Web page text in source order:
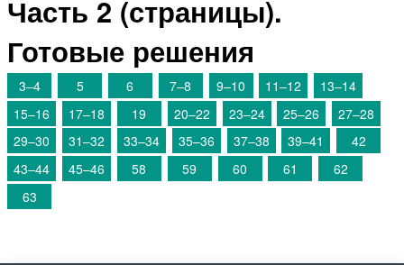
Часть 2 (страницы).
Готовые решения
3–4 5 6 7–8 9–10 11–12
13–14
15–16
17–18 19 20–22 23–24 25–26
27–28
29–30
31–32 33–34 35–36 37–38 39–41
42
43–44
45–46 58 59 60 61
62
63